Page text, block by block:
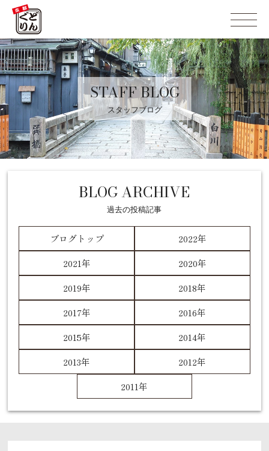
STAFF BLOG
スタッフブログ
BLOG ARCHIVE
過去の投稿記事
ブログトップ
2022年
2021年
2020年
2019年
2018年
2017年
2016年
2015年
2014年
2013年
2012年
2011年